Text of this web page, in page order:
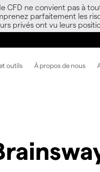
CFD ne convient pas à
parfaitement les
privés ont vu leurs
outils À propos de nous